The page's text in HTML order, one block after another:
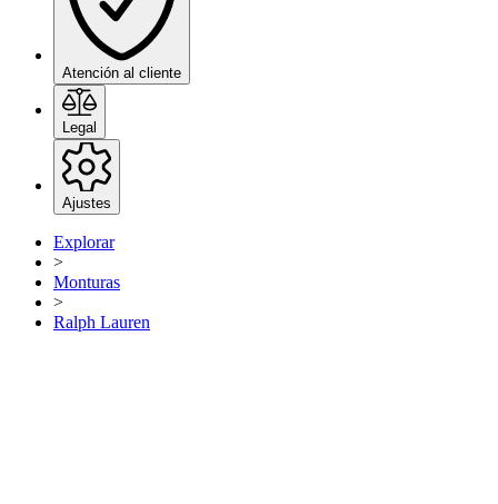
Atención al cliente
Legal
Ajustes
Explorar
>
Monturas
>
Ralph Lauren